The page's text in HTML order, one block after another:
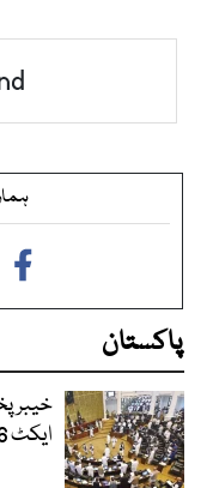
پاکستان
ایکٹ 2026 میں ترامیم متفقہ طور پر منظور